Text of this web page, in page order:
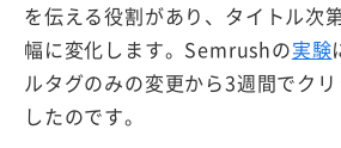
を伝える役割があり、タイトル次
幅に変化します。Semrushの実験
ルタグのみの変更から3週間でク
したのです。